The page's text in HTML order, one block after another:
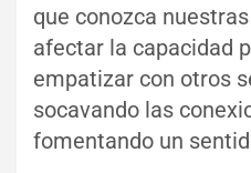
que conozca
afectar la capacidad
empatizar con otros
socavando las
fomentando un